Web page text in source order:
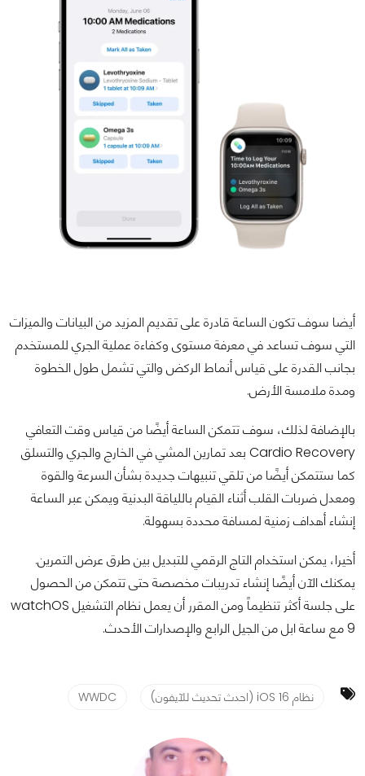
أيضا سوف تكون الساعة قادرة على تقديم المزيد من البيانات والميزات
التي سوف تساعد في معرفة مستوى وكفاءة عملية الجري للمستخدم
بجانب القدرة على قياس أنماط الركض والتي تشمل طول الخطوة
ومدة ملامسة الأرض.
بالإضافة لذلك، سوف تتمكن الساعة أيضًا من قياس وقت التعافي
Cardio Recovery بعد تمارين المشي في الخارج والجري والتسلق
كما ستتمكن أيضًا من تلقي تنبيهات جديدة بشأن السرعة والقوة
ومعدل ضربات القلب أثناء القيام باللياقة البدنية ويمكن عبر الساعة
إنشاء أهداف زمنية لمسافة محددة بسهولة.
أخيرا، يمكن استخدام التاج الرقمي للتبديل بين طرق عرض التمرين.
يمكنك الآن أيضًا إنشاء تدريبات مخصصة حتى تتمكن من الحصول
على جلسة أكثر تنظيماً ومن المقرر أن يعمل نظام التشغيل watchOS
9 مع ساعة ابل من الجيل الرابع والإصدارات الأحدث.
نظام 16 iOS (احدث تحديث للآيفون) WWDC